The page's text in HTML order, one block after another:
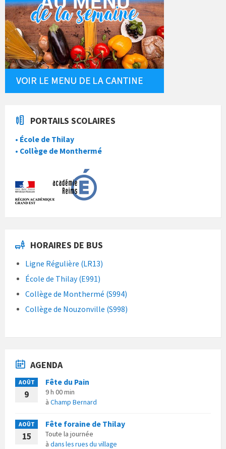
PORTAILS SCOLAIRES
• École de Thilay
• Collège de Monthermé
HORAIRES DE BUS
Ligne Régulière (LR13)
École de Thilay (E991)
Collège de Monthermé (S994)
Collège de Nouzonville (S998)
AGENDA
AOÛT
9
Fête du Pain
9 h 00 min
à Champ Bernard
AOÛT
15
Fête foraine de Thilay
Toute la journée
à dans les rues du village